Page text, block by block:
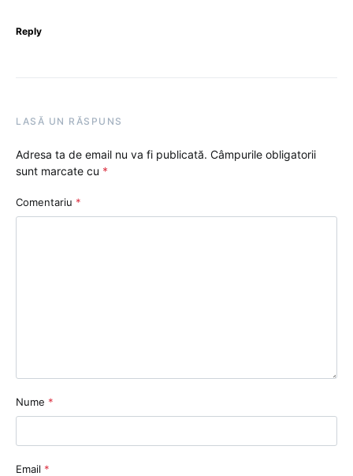
Reply
LASĂ UN RĂSPUNS
Adresa ta de email nu va fi publicată. Câmpurile obligatorii
sunt marcate cu *
Comentariu *
Nume *
Email *